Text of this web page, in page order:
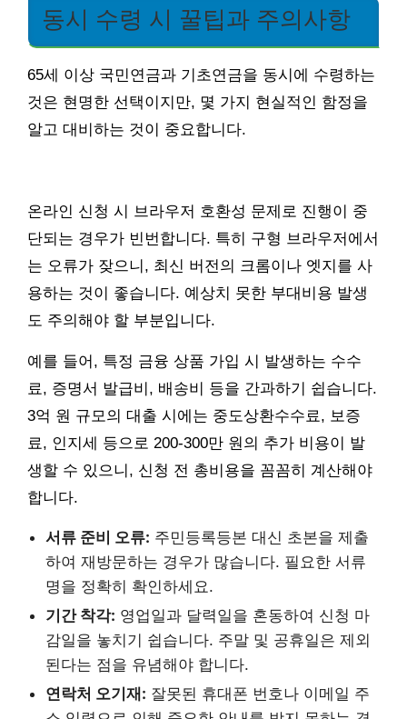
동시 수령 시 꿀팁과 주의사항
65세 이상 국민연금과 기초연금을 동시에 수령하는
것은 현명한 선택이지만, 몇 가지 현실적인 함정을
알고 대비하는 것이 중요합니다.
온라인 신청 시 브라우저 호환성 문제로 진행이 중
단되는 경우가 빈번합니다. 특히 구형 브라우저에서
는 오류가 잦으니, 최신 버전의 크롬이나 엣지를 사
용하는 것이 좋습니다. 예상치 못한 부대비용 발생
도 주의해야 할 부분입니다.
예를 들어, 특정 금융 상품 가입 시 발생하는 수수
료, 증명서 발급비, 배송비 등을 간과하기 쉽습니다.
3억 원 규모의 대출 시에는 중도상환수수료, 보증
료, 인지세 등으로 200-300만 원의 추가 비용이 발
생할 수 있으니, 신청 전 총비용을 꼼꼼히 계산해야
합니다.
서류 준비 오류: 주민등록등본 대신 초본을 제출
하여 재방문하는 경우가 많습니다. 필요한 서류
명을 정확히 확인하세요.
기간 착각: 영업일과 달력일을 혼동하여 신청 마
감일을 놓치기 쉽습니다. 주말 및 공휴일은 제외
된다는 점을 유념해야 합니다.
연락처 오기재: 잘못된 휴대폰 번호나 이메일 주